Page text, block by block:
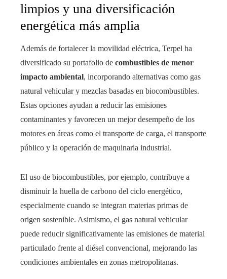
limpios y una diversificación
energética más amplia
Además de fortalecer la movilidad eléctrica, Terpel ha
diversificado su portafolio de combustibles de menor
impacto ambiental, incorporando alternativas como gas
natural vehicular y mezclas basadas en biocombustibles.
Estas opciones ayudan a reducir las emisiones
contaminantes y favorecen un mejor desempeño de los
motores en áreas como el transporte de carga, el transporte
público y la operación de maquinaria industrial.
El uso de biocombustibles, por ejemplo, contribuye a
disminuir la huella de carbono del ciclo energético,
especialmente cuando se integran materias primas de
origen sostenible. Asimismo, el gas natural vehicular
puede reducir significativamente las emisiones de material
particulado frente al diésel convencional, mejorando las
condiciones ambientales en zonas metropolitanas.